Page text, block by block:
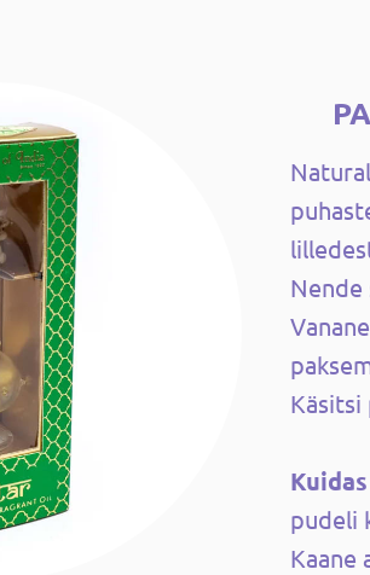
Nende
Käsitsi
pudeli
Kaane